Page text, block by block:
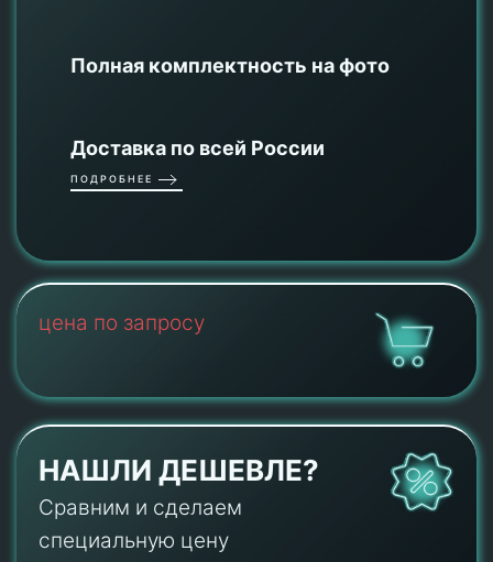
Полная комплектность на фото
Доставка по всей России
ПОДРОБНЕЕ
цена по запросу
НАШЛИ ДЕШЕВЛЕ?
Сравним и сделаем
специальную цену